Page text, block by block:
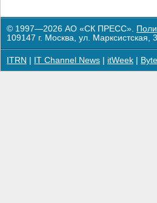
© 1997—2026 АО «СК ПРЕСС».
109147 г. Москва, ул.
ITRN IT Channel News itWeek